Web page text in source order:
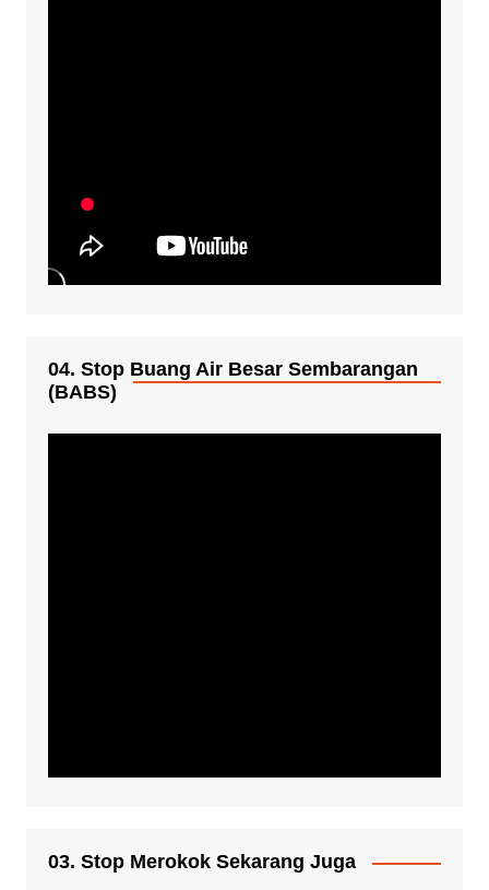
04. Stop Buang Air Besar Sembarangan
(BABS)
03. Stop Merokok Sekarang Juga